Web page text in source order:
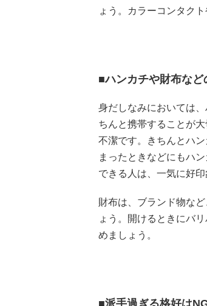
ょう。カラーコンタク
■ハンカチや財布な
身だしなみにおいては
ちんと携帯することが
不潔です。きちんとハ
まったときなどにもハ
できる人は、一気に好印
財布は、ブランド物な
ょう。開けるときにバ
めましょう。
■派手過ぎる格好は